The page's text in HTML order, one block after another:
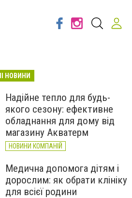
НОВИНИ
Надійне тепло для будь-
якого сезону: ефективне
обладнання для дому від
магазину Акватерм
НОВИНИ КОМПАНІЙ
Медична допомога дітям і
дорослим: як обрати клініку
для всієї родини